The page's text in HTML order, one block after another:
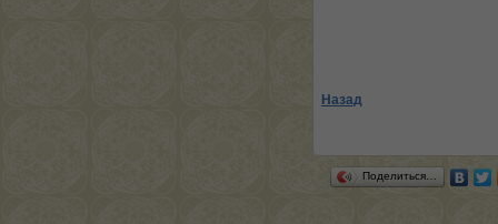
Назад
Поделиться…